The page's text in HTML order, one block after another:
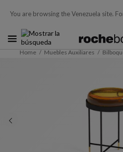
You are browsing the Venezuela site.
Home Muebles Auxiliares